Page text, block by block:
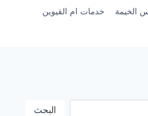
الخيمة خدمات ام القيوين
البحث